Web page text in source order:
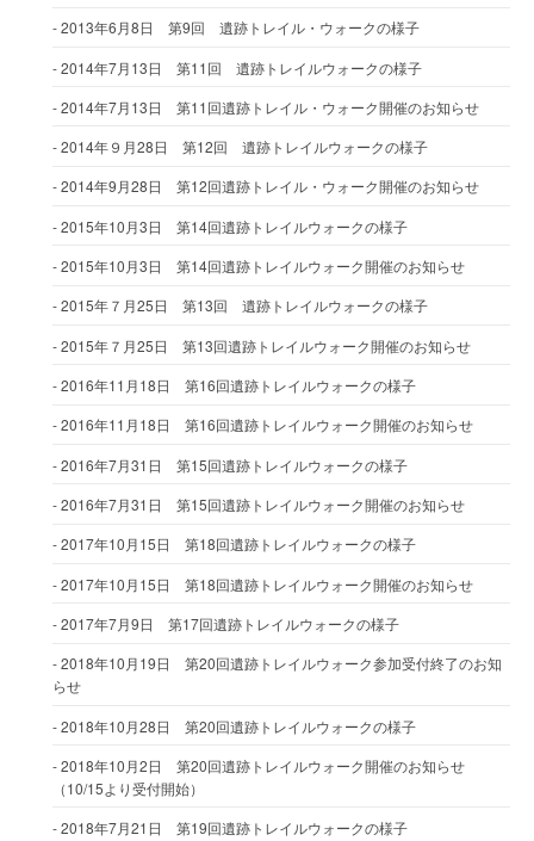
2013年6月8日 第9回 遺跡トレイル・ウォークの様子
2014年7月13日 第11回 遺跡トレイルウォークの様子
2014年7月13日 第11回遺跡トレイル・ウォーク開催のお知らせ
2014年９月28日 第12回 遺跡トレイルウォークの様子
2014年9月28日 第12回遺跡トレイル・ウォーク開催のお知らせ
2015年10月3日 第14回遺跡トレイルウォークの様子
2015年10月3日 第14回遺跡トレイルウォーク開催のお知らせ
2015年７月25日 第13回 遺跡トレイルウォークの様子
2015年７月25日 第13回遺跡トレイルウォーク開催のお知らせ
2016年11月18日 第16回遺跡トレイルウォークの様子
2016年11月18日 第16回遺跡トレイルウォーク開催のお知らせ
2016年7月31日 第15回遺跡トレイルウォークの様子
2016年7月31日 第15回遺跡トレイルウォーク開催のお知らせ
2017年10月15日 第18回遺跡トレイルウォークの様子
2017年10月15日 第18回遺跡トレイルウォーク開催のお知らせ
2017年7月9日 第17回遺跡トレイルウォークの様子
2018年10月19日 第20回遺跡トレイルウォーク参加受付終了のお知
らせ
2018年10月28日 第20回遺跡トレイルウォークの様子
2018年10月2日 第20回遺跡トレイルウォーク開催のお知らせ
（10/15より受付開始）
2018年7月21日 第19回遺跡トレイルウォークの様子